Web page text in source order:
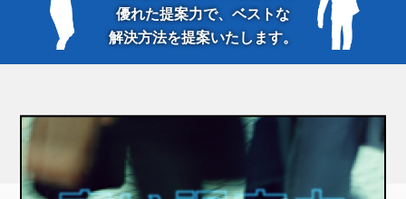
優れた提案力で、ベストな
解決方法を提案いたします。